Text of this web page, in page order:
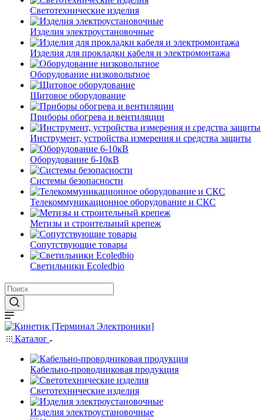
Светотехнические изделия
Изделия электроустановочные
Изделия для прокладки кабеля и электромонтажа
Оборудование низковольтное
Щитовое оборудование
Приборы обогрева и вентиляции
Инструмент, устройства измерения и средства защиты
Оборудование 6-10кВ
Системы безопасности
Телекоммуникационное оборудование и СКС
Метизы и строительный крепеж
Сопутствующие товары
Светильники Ecoledbio
Каталог
Кабельно-проводниковая продукция
Светотехнические изделия
Изделия электроустановочные